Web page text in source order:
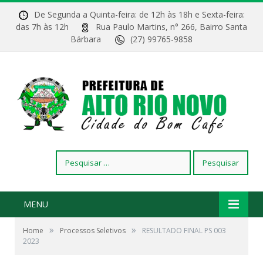
De Segunda a Quinta-feira: de 12h às 18h e Sexta-feira:
das 7h às 12h
Rua Paulo Martins, n° 266, Bairro Santa
Bárbara
(27) 99765-9858
por:
MENU
Home » Processos Seletivos »
RESULTADO FINAL PS 003
2023